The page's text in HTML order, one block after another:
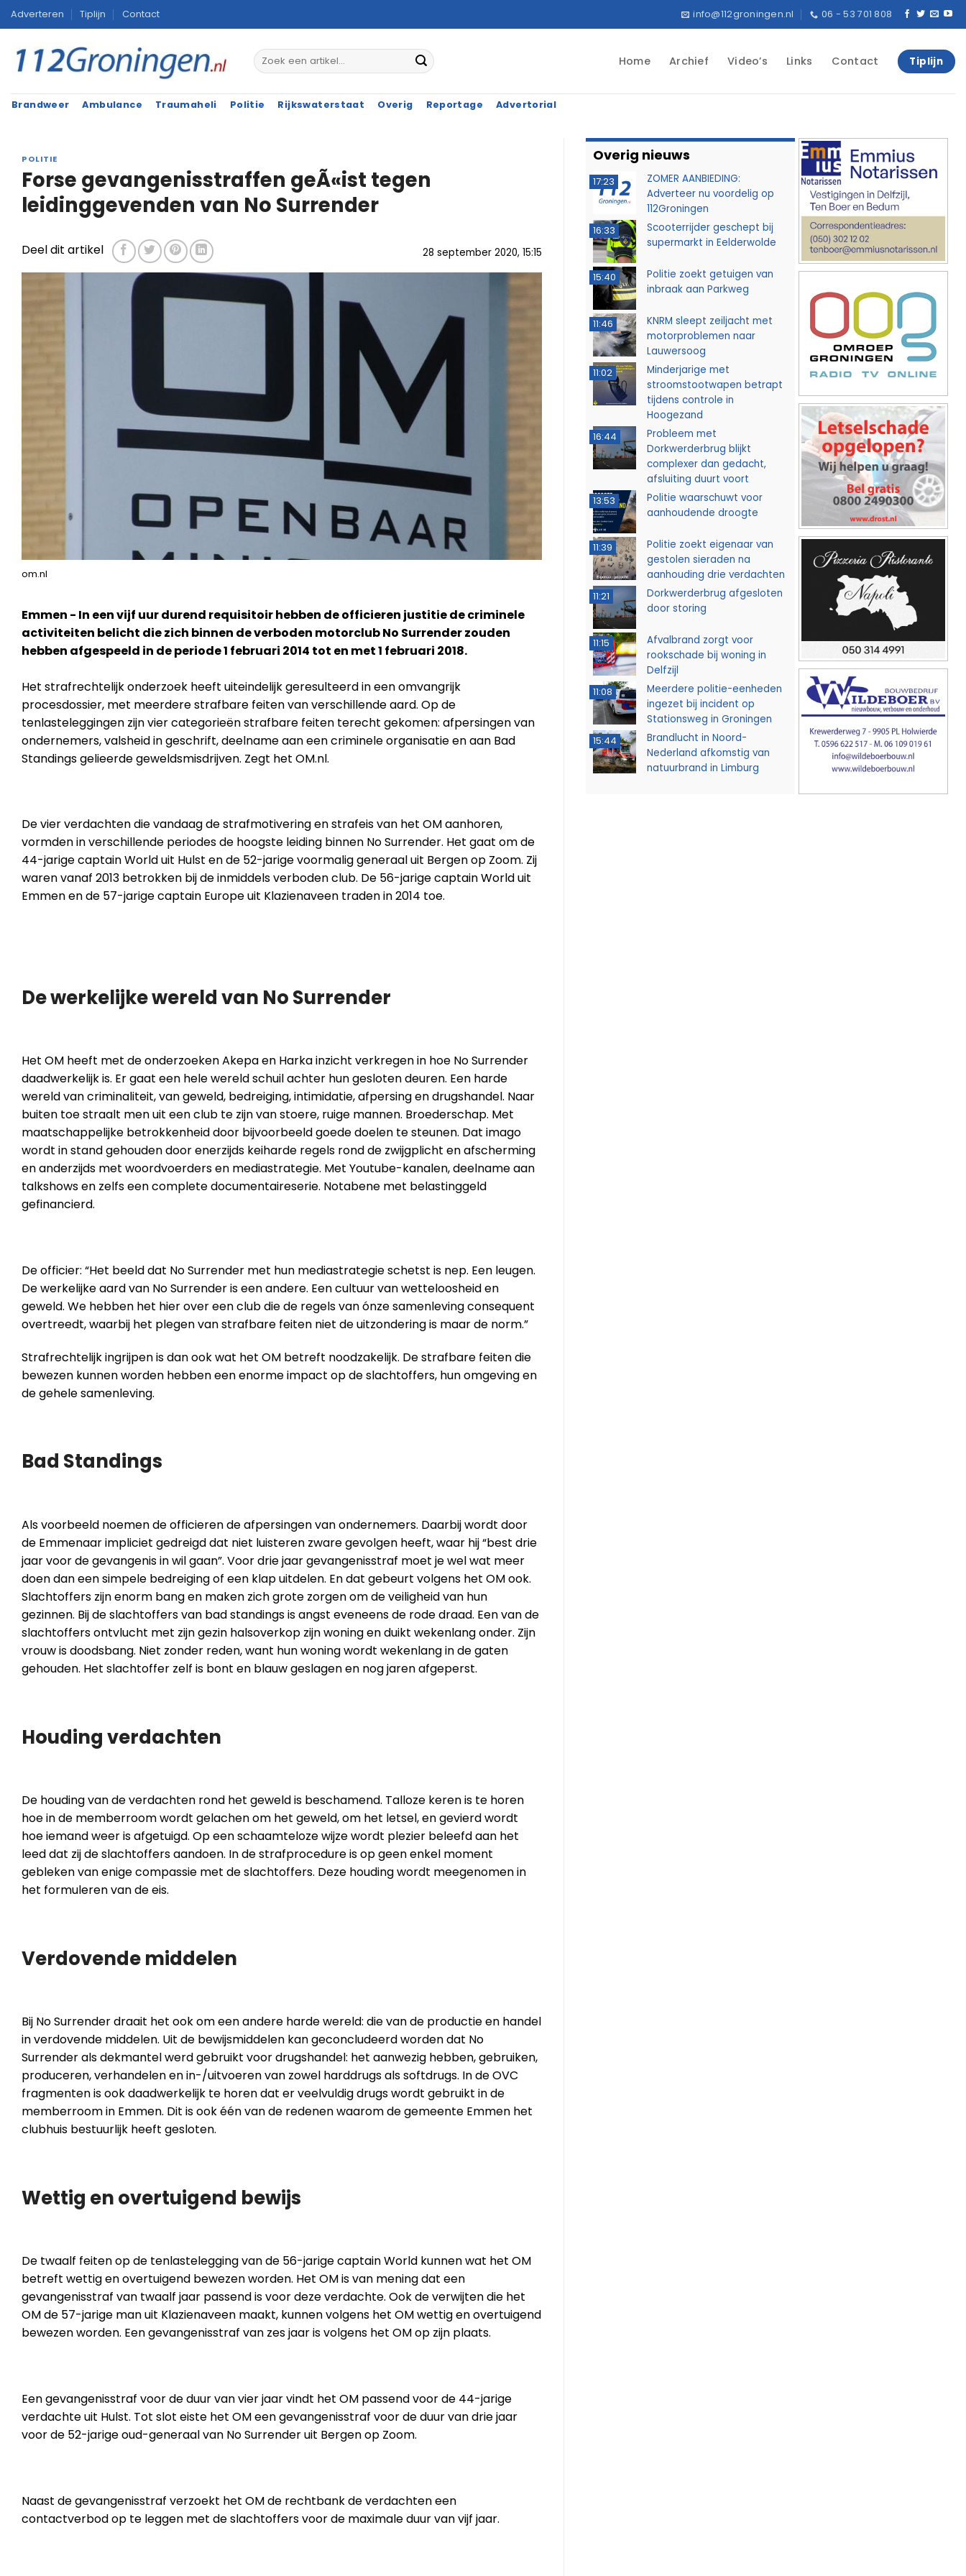
Ga
naar
inhoud
Adverteren Tiplijn Contact info@112groningen.nl 06 - 53 701 808
Home Archief Video’s Links Contact Tiplijn
Brandweer Ambulance Traumaheli Politie Rijkswaterstaat Overig Reportage Advertorial
POLITIE
Forse gevangenisstraffen geÃ«ist tegen
leidinggevenden van No Surrender
28 september 2020, 15:15
Deel dit artikel
om.nl
Emmen - In een vijf uur durend requisitoir hebben de officieren justitie de criminele
activiteiten belicht die zich binnen de verboden motorclub No Surrender zouden
hebben afgespeeld in de periode 1 februari 2014 tot en met 1 februari 2018.
Het strafrechtelijk onderzoek heeft uiteindelijk geresulteerd in een omvangrijk
procesdossier, met meerdere strafbare feiten van verschillende aard. Op de
tenlasteleggingen zijn vier categorieën strafbare feiten terecht gekomen: afpersingen van
ondernemers, valsheid in geschrift, deelname aan een criminele organisatie en aan Bad
Standings gelieerde geweldsmisdrijven. Zegt het OM.nl.
De vier verdachten die vandaag de strafmotivering en strafeis van het OM aanhoren,
vormden in verschillende periodes de hoogste leiding binnen No Surrender. Het gaat om de
44-jarige captain World uit Hulst en de 52-jarige voormalig generaal uit Bergen op Zoom. Zij
waren vanaf 2013 betrokken bij de inmiddels verboden club. De 56-jarige captain World uit
Emmen en de 57-jarige captain Europe uit Klazienaveen traden in 2014 toe.
De werkelijke wereld van No Surrender
Het OM heeft met de onderzoeken Akepa en Harka inzicht verkregen in hoe No Surrender
daadwerkelijk is. Er gaat een hele wereld schuil achter hun gesloten deuren. Een harde
wereld van criminaliteit, van geweld, bedreiging, intimidatie, afpersing en drugshandel. Naar
buiten toe straalt men uit een club te zijn van stoere, ruige mannen. Broederschap. Met
maatschappelijke betrokkenheid door bijvoorbeeld goede doelen te steunen. Dat imago
wordt in stand gehouden door enerzijds keiharde regels rond de zwijgplicht en afscherming
en anderzijds met woordvoerders en mediastrategie. Met Youtube-kanalen, deelname aan
talkshows en zelfs een complete documentaireserie. Notabene met belastinggeld
gefinancierd.
De officier: “Het beeld dat No Surrender met hun mediastrategie schetst is nep. Een leugen.
De werkelijke aard van No Surrender is een andere. Een cultuur van wetteloosheid en
geweld. We hebben het hier over een club die de regels van ónze samenleving consequent
overtreedt, waarbij het plegen van strafbare feiten niet de uitzondering is maar de norm.”
Strafrechtelijk ingrijpen is dan ook wat het OM betreft noodzakelijk. De strafbare feiten die
bewezen kunnen worden hebben een enorme impact op de slachtoffers, hun omgeving en
de gehele samenleving.
Bad Standings
Als voorbeeld noemen de officieren de afpersingen van ondernemers. Daarbij wordt door
de Emmenaar impliciet gedreigd dat niet luisteren zware gevolgen heeft, waar hij “best drie
jaar voor de gevangenis in wil gaan”. Voor drie jaar gevangenisstraf moet je wel wat meer
doen dan een simpele bedreiging of een klap uitdelen. En dat gebeurt volgens het OM ook.
Slachtoffers zijn enorm bang en maken zich grote zorgen om de veiligheid van hun
gezinnen. Bij de slachtoffers van bad standings is angst eveneens de rode draad. Een van de
slachtoffers ontvlucht met zijn gezin halsoverkop zijn woning en duikt wekenlang onder. Zijn
vrouw is doodsbang. Niet zonder reden, want hun woning wordt wekenlang in de gaten
gehouden. Het slachtoffer zelf is bont en blauw geslagen en nog jaren afgeperst.
Houding verdachten
De houding van de verdachten rond het geweld is beschamend. Talloze keren is te horen
hoe in de memberroom wordt gelachen om het geweld, om het letsel, en gevierd wordt
hoe iemand weer is afgetuigd. Op een schaamteloze wijze wordt plezier beleefd aan het
leed dat zij de slachtoffers aandoen. In de strafprocedure is op geen enkel moment
gebleken van enige compassie met de slachtoffers. Deze houding wordt meegenomen in
het formuleren van de eis.
Verdovende middelen
Bij No Surrender draait het ook om een andere harde wereld: die van de productie en handel
in verdovende middelen. Uit de bewijsmiddelen kan geconcludeerd worden dat No
Surrender als dekmantel werd gebruikt voor drugshandel: het aanwezig hebben, gebruiken,
produceren, verhandelen en in-/uitvoeren van zowel harddrugs als softdrugs. In de OVC
fragmenten is ook daadwerkelijk te horen dat er veelvuldig drugs wordt gebruikt in de
memberroom in Emmen. Dit is ook één van de redenen waarom de gemeente Emmen het
clubhuis bestuurlijk heeft gesloten.
Wettig en overtuigend bewijs
De twaalf feiten op de tenlastelegging van de 56-jarige captain World kunnen wat het OM
betreft wettig en overtuigend bewezen worden. Het OM is van mening dat een
gevangenisstraf van twaalf jaar passend is voor deze verdachte. Ook de verwijten die het
OM de 57-jarige man uit Klazienaveen maakt, kunnen volgens het OM wettig en overtuigend
bewezen worden. Een gevangenisstraf van zes jaar is volgens het OM op zijn plaats.
Een gevangenisstraf voor de duur van vier jaar vindt het OM passend voor de 44-jarige
verdachte uit Hulst. Tot slot eiste het OM een gevangenisstraf voor de duur van drie jaar
voor de 52-jarige oud-generaal van No Surrender uit Bergen op Zoom.
Naast de gevangenisstraf verzoekt het OM de rechtbank de verdachten een
contactverbod op te leggen met de slachtoffers voor de maximale duur van vijf jaar.
Overig nieuws
17:23
ZOMER AANBIEDING:
Adverteer nu voordelig op
112Groningen
16:33
Scooterrijder geschept bij
supermarkt in Eelderwolde
15:40
Politie zoekt getuigen van
inbraak aan Parkweg
11:46
KNRM sleept zeiljacht met
motorproblemen naar
Lauwersoog
11:02
Minderjarige met
stroomstootwapen betrapt
tijdens controle in
Hoogezand
16:44
Probleem met
Dorkwerderbrug blijkt
complexer dan gedacht,
afsluiting duurt voort
13:53
Politie waarschuwt voor
aanhoudende droogte
11:39
Politie zoekt eigenaar van
gestolen sieraden na
aanhouding drie verdachten
11:21
Dorkwerderbrug afgesloten
door storing
11:15
Afvalbrand zorgt voor
rookschade bij woning in
Delfzijl
11:08
Meerdere politie-eenheden
ingezet bij incident op
Stationsweg in Groningen
15:44
Brandlucht in Noord-
Nederland afkomstig van
natuurbrand in Limburg